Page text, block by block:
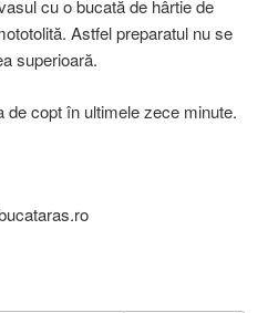
cu o bucată de hârtie de
Astfel preparatul nu se
superioară.
de copt în ultimele zece minute.